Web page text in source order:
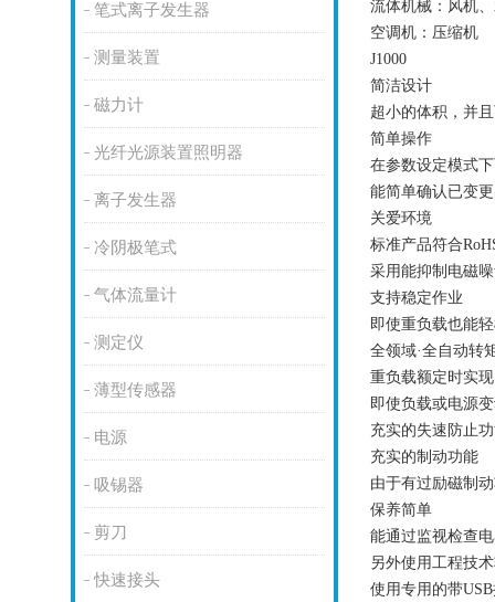
笔式离子发生器
测量装置
磁力计
光纤光源装置照明器
离子发生器
冷阴极笔式
气体流量计
测定仪
薄型传感器
电源
吸锡器
剪刀
快速接头
流体机械：风机
空调机：压缩机
J1000
简洁设计
超小的体积，并
简单操作
在参数设定模式
能简单确认已变
关爱环境
标准产品符合
采用能抑制电磁
支持稳定作业
即使重负载也能
全领域·全自动转
重负载额定时实现
即使负载或电源
充实的失速防止
充实的制动功能
由于有过励磁制
保养简单
能通过监视检查
另外使用工程技
使用专用的带USB